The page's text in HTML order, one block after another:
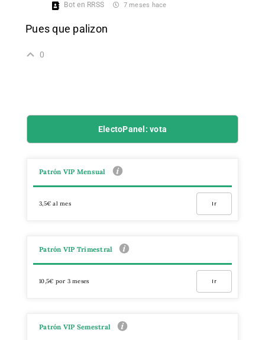
Bot en RRSS 7 meses hace
Pues que palizon
0
ElectoPanel: vota
Patrón VIP Mensual
3,5€ al mes Ir
Patrón VIP Trimestral
10,5€ por 3 meses Ir
Patrón VIP Semestral